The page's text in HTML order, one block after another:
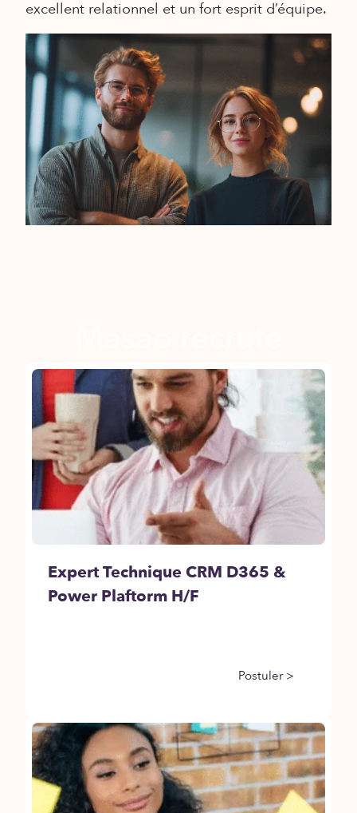
excellent relationnel et un fort esprit d’équipe.
Expert Technique CRM D365 &
Power Plaftorm H/F
Postuler >